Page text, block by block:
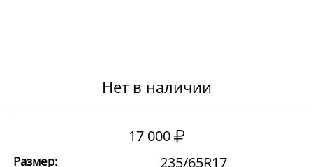
Нет в наличии
17 000
Размер: 235/65R17